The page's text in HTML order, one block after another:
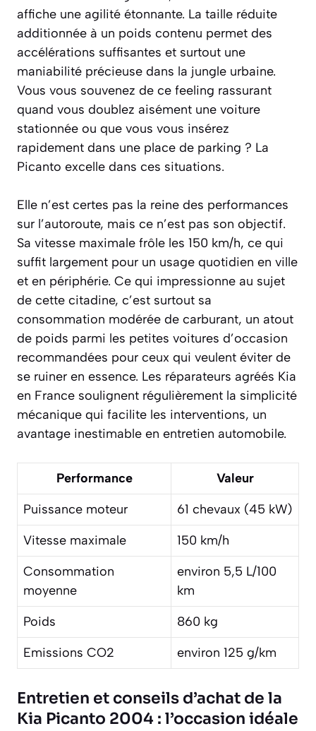
affiche une agilité étonnante. La taille réduite
additionnée à un poids contenu permet des
accélérations suffisantes et surtout une
maniabilité précieuse dans la jungle urbaine.
Vous vous souvenez de ce feeling rassurant
quand vous doublez aisément une voiture
stationnée ou que vous vous insérez
rapidement dans une place de parking ? La
Picanto excelle dans ces situations.
Elle n’est certes pas la reine des performances
sur l’autoroute, mais ce n’est pas son objectif.
Sa vitesse maximale frôle les 150 km/h, ce qui
suffit largement pour un usage quotidien en ville
et en périphérie. Ce qui impressionne au sujet
de cette citadine, c’est surtout sa
consommation modérée de carburant, un atout
de poids parmi les petites voitures d’occasion
recommandées pour ceux qui veulent éviter de
se ruiner en essence. Les réparateurs agréés Kia
en France soulignent régulièrement la simplicité
mécanique qui facilite les interventions, un
avantage inestimable en entretien automobile.
Performance
Valeur
Puissance moteur
61 chevaux (45 kW)
Vitesse maximale
150 km/h
Consommation
moyenne
environ 5,5 L/100
km
Poids
860 kg
Emissions CO2
environ 125 g/km
Entretien et conseils d’achat de la
Kia Picanto 2004 : l’occasion idéale